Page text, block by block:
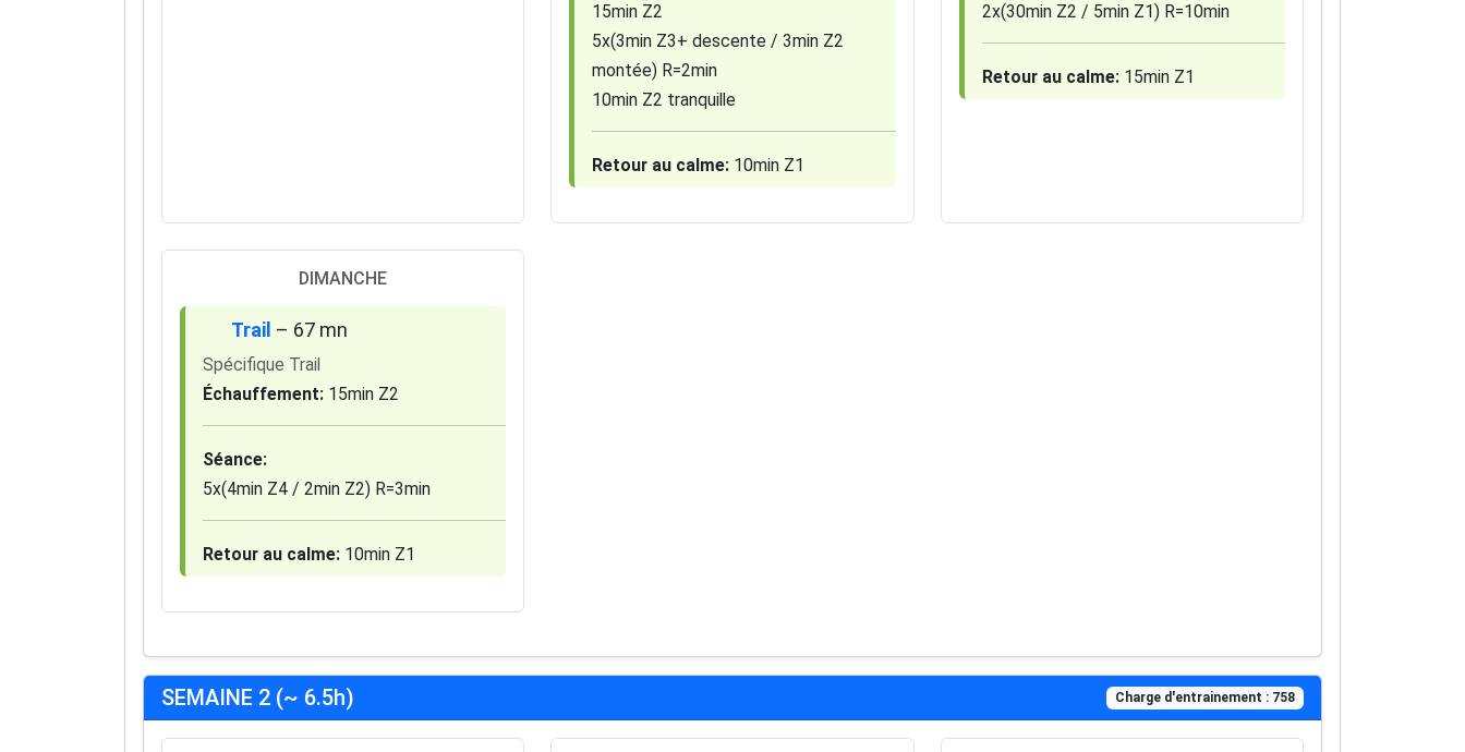
15min Z2
5x(3min Z3+ descente / 3min Z2
montée) R=2min
10min Z2 tranquille
Retour au calme: 10min Z1
2x(30min Z2 / 5min Z1) R=10min
Retour au calme:15min Z1
DIMANCHE
Trail – 67 mn
Spécifique Trail
Échauffement: 15min Z2
Séance:
5x(4min Z4 / 2min Z2) R=3min
Retour au calme: 10min Z1
SEMAINE 2 (~ 6.5h) Charge d'entrainement : 758